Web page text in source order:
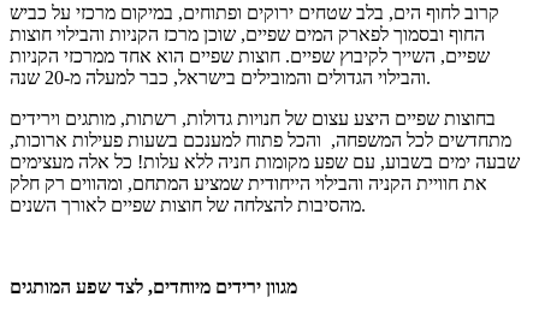
קרוב לחוף הים, בלב שטחים ירוקים ופתוחים, במיקום מרכזי על כביש
החוף ובסמוך לפארק המים שפיים, שוכן מרכז הקניות והבילוי חוצות
שפיים, השייך לקיבוץ שפיים. חוצות שפיים הוא אחד ממרכזי הקניות
והבילוי הגדולים והמובילים בישראל, כבר למעלה מ-20 שנה.
בחוצות שפיים היצע עצום של חנויות גדולות, רשתות, מותגים וירידים
מתחדשים לכל המשפחה, והכל פתוח למענכם בשעות פעילות ארוכות,
שבעה ימים בשבוע, עם שפע מקומות חניה ללא עלות! כל אלה מעצימים
את חוויית הקניה והבילוי הייחודית שמציע המתחם, ומהווים רק חלק
מהסיבות להצלחה של חוצות שפיים לאורך השנים.
מגוון ירידים מיוחדים, לצד שפע המותגים